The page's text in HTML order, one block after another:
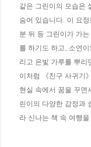
같은 그린이의 모습은
숨어 있습니다. 이 요
분 뒤 등 그린이가 가
를 하기도 하고, 소연
리고 은빛 가루를 뿌
이처럼 《친구 사귀기
현실 속에서 꿈을 꾸면
린이의 다양한 감정과
라 신나는 책 속 여행을